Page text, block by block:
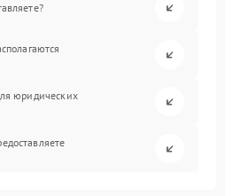
юридических